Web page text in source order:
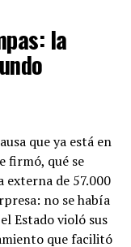
Sólo tenés
la
que ya está en
firmó, qué se
externa de 57.000
no se había
Estado violó sus
que facilitó